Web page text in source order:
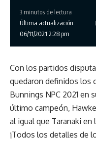
Última actualización:
06/11/2021 2:28 pm
3 minutos de lectura
Con los partidos
quedaron definidos los
Bunnings NPC 2021 en
último campeón,
al igual que Taranaki
¡Todos los detalles de